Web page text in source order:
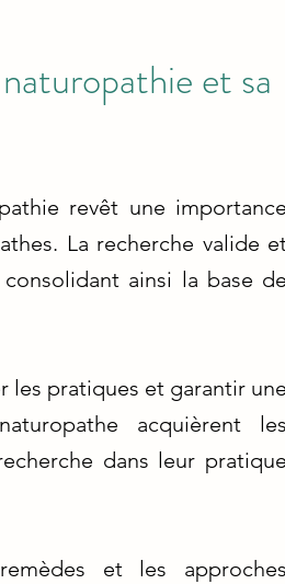
et sa
revêt une importance
La recherche valide
ainsi la base de
les pratiques et garantir une
acquièrent les
dans leur pratique
et les approches